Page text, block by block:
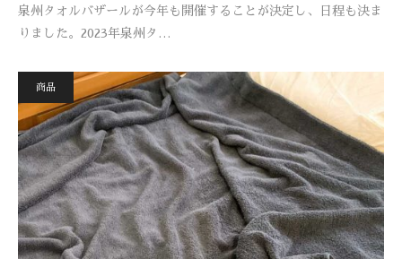
泉州タオルバザールが今年も開催することが決定し、日程も決ま
りました。2023年泉州タ…
商品